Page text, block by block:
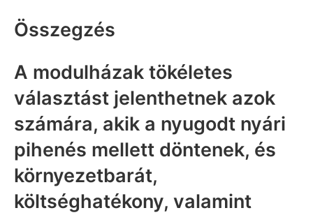
Összegzés
A modulházak tökéletes
választást jelenthetnek azok
számára, akik a nyugodt nyári
pihenés mellett döntenek, és
környezetbarát,
költséghatékony, valamint